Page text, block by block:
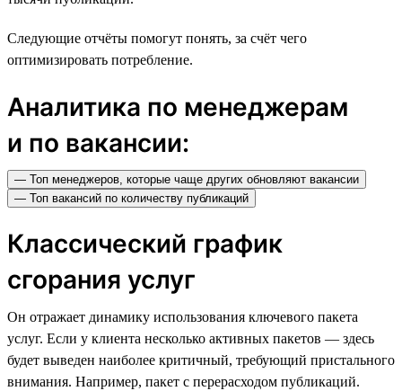
Следующие отчёты помогут понять, за счёт чего
оптимизировать потребление.
Аналитика по менеджерам
и по вакансии:
— Топ менеджеров, которые чаще других обновляют вакансии
— Топ вакансий по количеству публикаций
Классический график
сгорания услуг
Он отражает динамику использования ключевого пакета
услуг. Если у клиента несколько активных пакетов — здесь
будет выведен наиболее критичный, требующий пристального
внимания. Например, пакет с перерасходом публикаций.